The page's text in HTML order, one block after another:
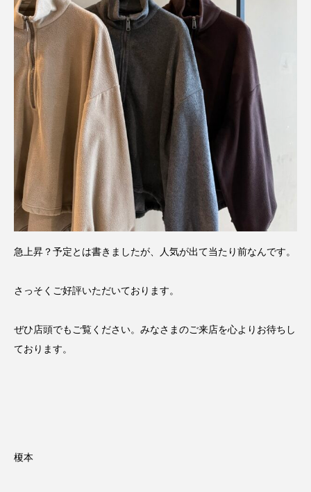
急上昇？予定とは書きましたが、人気が出て当たり前なんです。
さっそくご好評いただいております。
ぜひ店頭でもご覧ください。みなさまのご来店を心よりお待ちし
ております。
榎本